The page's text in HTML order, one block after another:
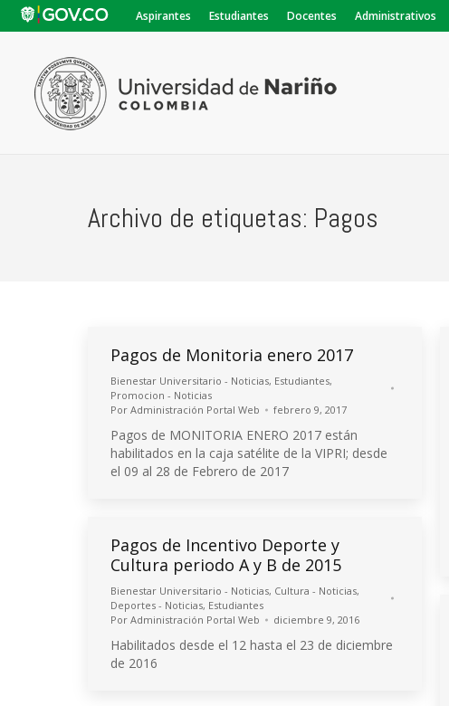
Aspirantes Estudiantes Docentes Administrativos
Archivo de etiquetas: Pagos
Pagos de Monitoria enero 2017
Bienestar Universitario - Noticias, Estudiantes,
Promocion - Noticias
Por Administración Portal Web febrero 9, 2017
Pagos de MONITORIA ENERO 2017 están
habilitados en la caja satélite de la VIPRI; desde
el 09 al 28 de Febrero de 2017
Pagos de Incentivo Deporte y
Cultura periodo A y B de 2015
Bienestar Universitario - Noticias, Cultura - Noticias,
Deportes - Noticias, Estudiantes
Por Administración Portal Web diciembre 9, 2016
Habilitados desde el 12 hasta el 23 de diciembre
de 2016